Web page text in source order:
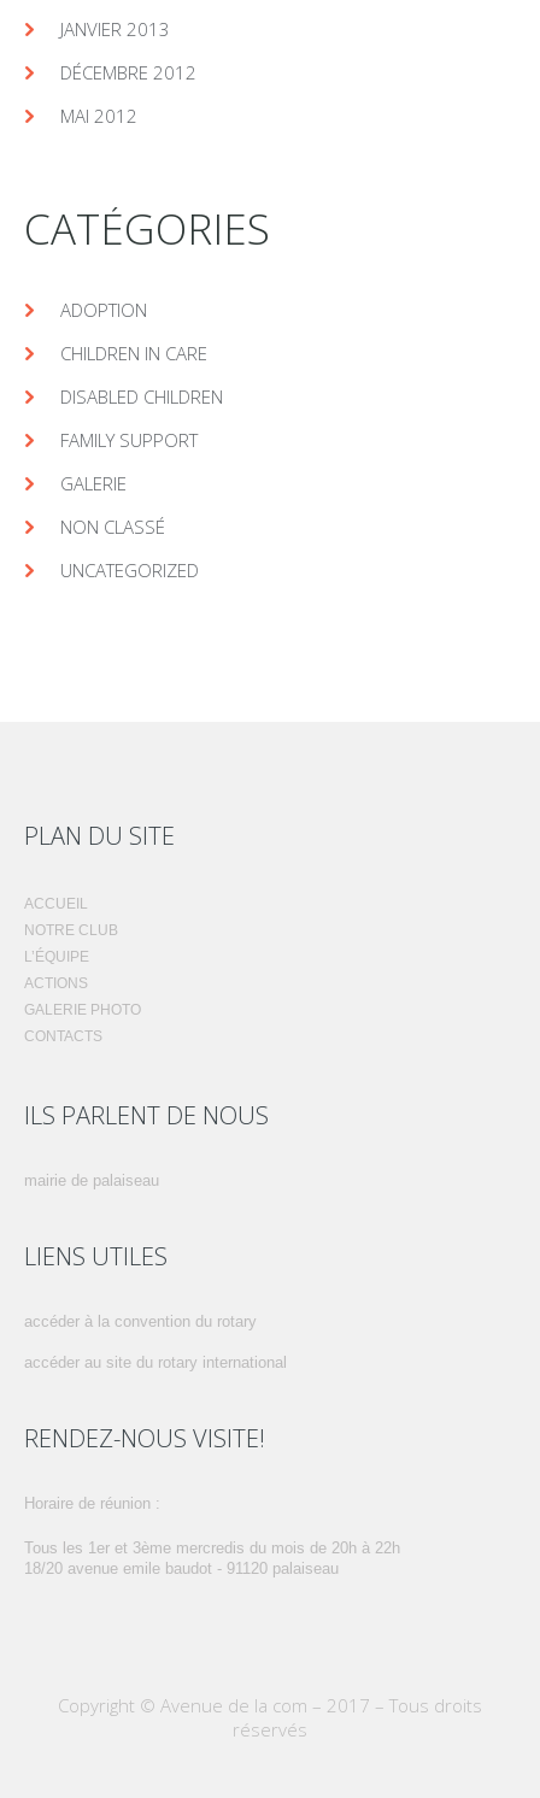
JANVIER 2013
DÉCEMBRE 2012
MAI 2012
CATÉGORIES
ADOPTION
CHILDREN IN CARE
DISABLED CHILDREN
FAMILY SUPPORT
GALERIE
NON CLASSÉ
UNCATEGORIZED
PLAN DU SITE
ACCUEIL
NOTRE CLUB
L’ÉQUIPE
ACTIONS
GALERIE PHOTO
CONTACTS
ILS PARLENT DE NOUS
mairie de palaiseau
LIENS UTILES
accéder à la convention du rotary
accéder au site du rotary international
RENDEZ-NOUS VISITE!
horaire de réunion :
tous les 1er et 3ème mercredis du mois de 20h à 22h
18/20 avenue emile baudot - 91120 palaiseau
Copyright © Avenue de la com – 2017 – Tous droits
réservés